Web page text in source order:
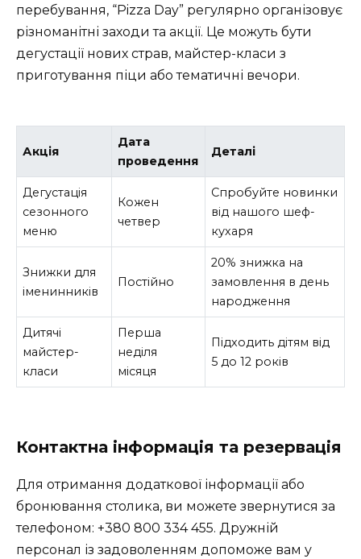
перебування, “Pizza Day” регулярно організовує
різноманітні заходи та акції. Це можуть бути
дегустації нових страв, майстер-класи з
приготування піци або тематичні вечори.
Акція
Дата
проведення
Деталі
Дегустація
сезонного
меню
Кожен
четвер
Спробуйте новинки
від нашого шеф-
кухаря
Знижки для
іменинників
Постійно
20% знижка на
замовлення в день
народження
Дитячі
майстер-
класи
Перша
неділя
місяця
Підходить дітям від
5 до 12 років
Контактна інформація та резервація
Для отримання додаткової інформації або
бронювання столика, ви можете звернутися за
телефоном: +380 800 334 455. Дружній
персонал із задоволенням допоможе вам у